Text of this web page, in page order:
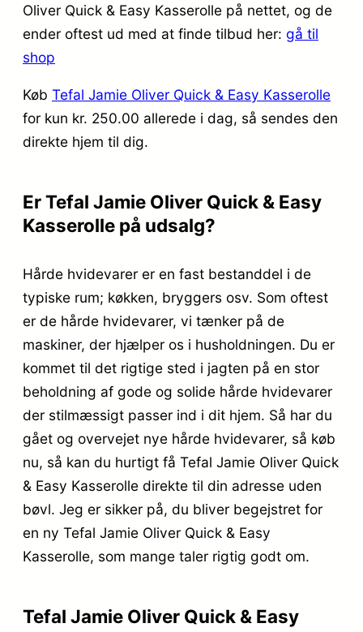
Oliver Quick & Easy Kasserolle på nettet, og de
ender oftest ud med at finde tilbud her: gå til
shop
Køb Tefal Jamie Oliver Quick & Easy Kasserolle
for kun kr. 250.00 allerede i dag, så sendes den
direkte hjem til dig.
Er Tefal Jamie Oliver Quick & Easy
Kasserolle på udsalg?
Hårde hvidevarer er en fast bestanddel i de
typiske rum; køkken, bryggers osv. Som oftest
er de hårde hvidevarer, vi tænker på de
maskiner, der hjælper os i husholdningen. Du er
kommet til det rigtige sted i jagten på en stor
beholdning af gode og solide hårde hvidevarer
der stilmæssigt passer ind i dit hjem. Så har du
gået og overvejet nye hårde hvidevarer, så køb
nu, så kan du hurtigt få Tefal Jamie Oliver Quick
& Easy Kasserolle direkte til din adresse uden
bøvl. Jeg er sikker på, du bliver begejstret for
en ny Tefal Jamie Oliver Quick & Easy
Kasserolle, som mange taler rigtig godt om.
Tefal Jamie Oliver Quick & Easy